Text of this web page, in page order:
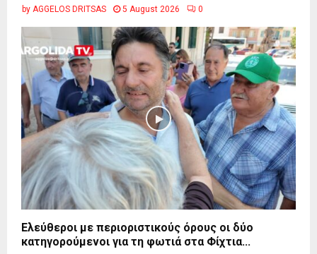
by AGGELOS DRITSAS 5 August 2026 0
Ελεύθεροι με περιοριστικούς όρους οι δύο
κατηγορούμενοι για τη φωτιά στα Φίχτια...